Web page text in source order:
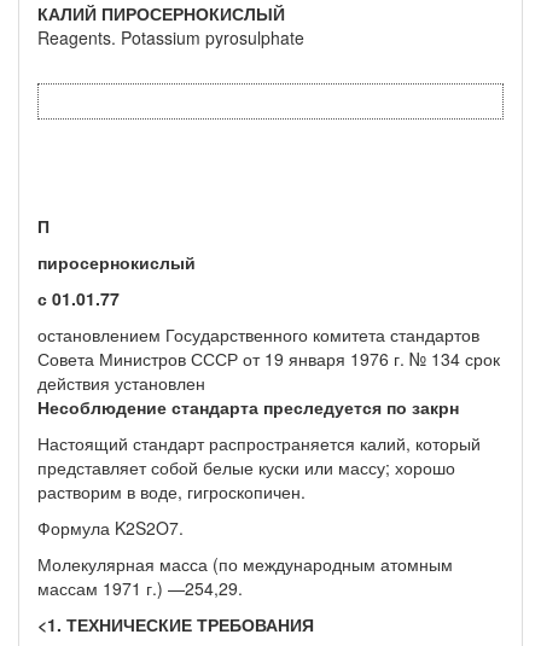
КАЛИЙ ПИРОСЕРНОКИСЛЫЙ
Reagents. Potassium pyrosulphate
П
пиросернокислый
с 01.01.77
остановлением Государственного комитета стандартов
Совета Министров СССР от 19 января 1976 г. № 134 срок
действия установлен
Несоблюдение стандарта преследуется по закрн
Настоящий стандарт распространяется калий, который
представляет собой белые куски или массу; хоро­шо
растворим в воде, гигроскопичен.
Формула K2S2O7.
Молекулярная масса (по международным атомным
массам 1971 г.) —254,29.
<1. ТЕХНИЧЕСКИЕ ТРЕБОВАНИЯ